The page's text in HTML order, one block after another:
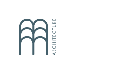
contenu